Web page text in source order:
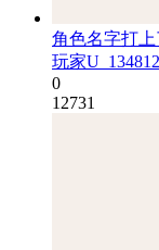
角色名字打
玩家
0
12731